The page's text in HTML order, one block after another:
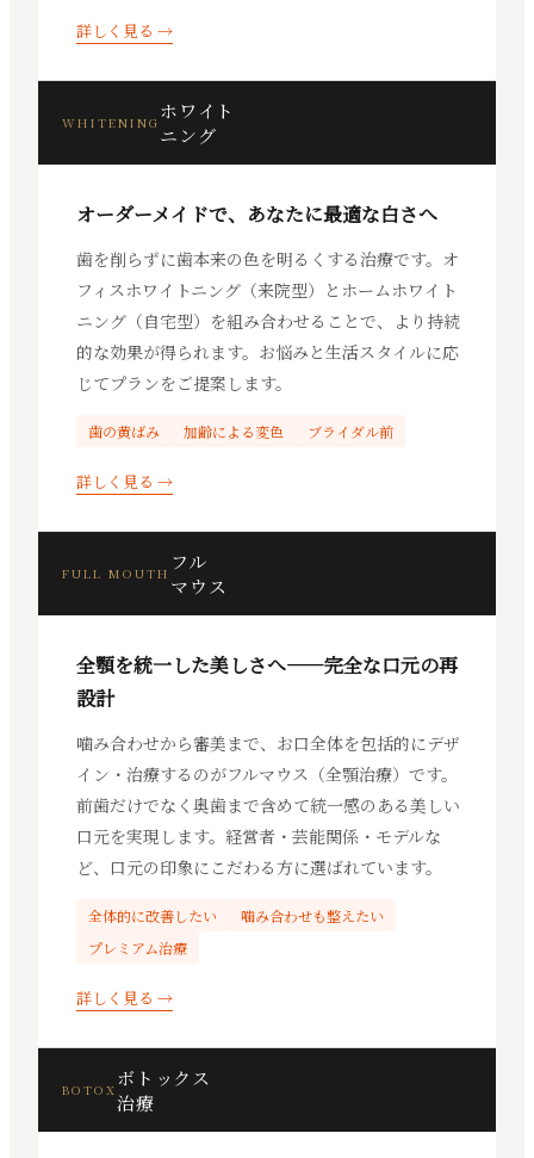
詳しく見る →
WHITENING ホワイト
ニング
オーダーメイドで、あなたに最適な白さへ
歯を削らずに歯本来の色を明るくする治療です。オ
フィスホワイトニング（来院型）とホームホワイト
ニング（自宅型）を組み合わせることで、より持続
的な効果が得られます。お悩みと生活スタイルに応
じてプランをご提案します。
歯の黄ばみ 加齢による変色 ブライダル前
詳しく見る →
FULL MOUTH フル
マウス
全顎を統一した美しさへ——完全な口元の再
設計
噛み合わせから審美まで、お口全体を包括的にデザ
イン・治療するのがフルマウス（全顎治療）です。
前歯だけでなく奥歯まで含めて統一感のある美しい
口元を実現します。経営者・芸能関係・モデルな
ど、口元の印象にこだわる方に選ばれています。
全体的に改善したい
噛み合わせも整えたい
プレミアム治療
詳しく見る →
BOTOX ボトックス
治療